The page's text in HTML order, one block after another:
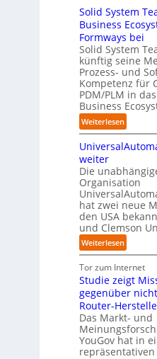
i
b
e
n
u
n
b
e
s
t
z
f
ü
r
d
e
n
G
i
g
a
f
a
c
t
o
r
y
-
A
u
s
b
a
u
-
C
E
O
h
e
n
z
e
n
t
r
e
n
n
D
e
u
t
s
c
h
l
a
n
d
T
e
f
f
p
u
n
k
t
f
r
p
r
a
x
i
s
n
a
e
A
u
t
o
m
a
t
b
:
D
i
s
r
u
p
t
b
l
i
c
k
t
a
u
f
d
i
e
Z
u
k
u
n
f
t
d
Solid System
Business
Formways bei
Solid System
künftig seine
Prozess- und
Kompetenz für
PDM/PLM in
Business
Weiterlesen:
S
o
i
d
S
y
s
t
e
m
T
e
a
t
r
i
t
weiter
Die
Organisation
hat zwei neue
den USA
und Clemson
Weiterlesen:
U
n
i
v
e
r
s
a
l
Tor zum Internet
Studie zeigt
gegenüber
Router-
Das Markt- und
YouGov hat in